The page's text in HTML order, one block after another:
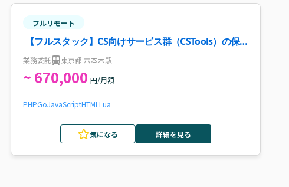
フルリモート
【フルスタック】CS向けサービス群（CSTools）の保
守・開発案件
業務委託 東京都 六本木駅
~ 670,000 円/月額
PHPGoJavaScriptHTML Lua
気になる 詳細を見る